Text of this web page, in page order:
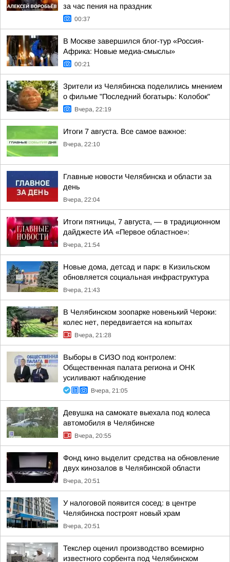
за час пения на праздник
00:37
В Москве завершился блог-тур «Россия-
Африка: Новые медиа-смыслы»
00:21
Зрители из Челябинска поделились мнением
о фильме "Последний богатырь: Колобок"
Вчера, 22:19
Итоги 7 августа. Все самое важное:
Вчера, 22:10
Главные новости Челябинска и области за
день
Вчера, 22:04
Итоги пятницы, 7 августа, — в традиционном
дайджесте ИА «Первое областное»:
Вчера, 21:54
Новые дома, детсад и парк: в Кизильском
обновляется социальная инфраструктура
Вчера, 21:43
В Челябинском зоопарке новенький Чероки:
колес нет, передвигается на копытах
Вчера, 21:28
Выборы в СИЗО под контролем:
Общественная палата региона и ОНК
усиливают наблюдение
Вчера, 21:05
Девушка на самокате выехала под колеса
автомобиля в Челябинске
Вчера, 20:55
Фонд кино выделит средства на обновление
двух кинозалов в Челябинской области
Вчера, 20:51
У налоговой появится сосед: в центре
Челябинска построят новый храм
Вчера, 20:51
Текслер оценил производство всемирно
известного сорбента под Челябинском